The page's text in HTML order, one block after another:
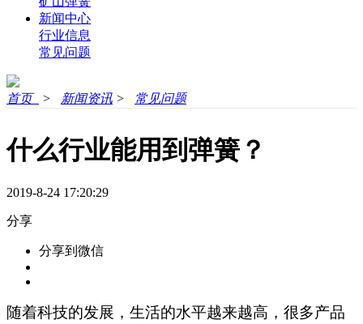
新闻中心
行业信息
常见问题
首页 > 新闻资讯 > 常见问题
什么行业能用到弹簧？
2019-8-24 17:20:29
分享
分享到微信
随着科技的发展，生活的水平越来越高，很多产品